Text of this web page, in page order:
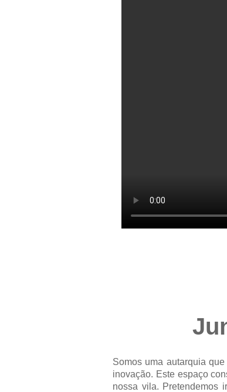
Somos uma autarquia
inovação. Este espaço
nossa vila. Pretendemos